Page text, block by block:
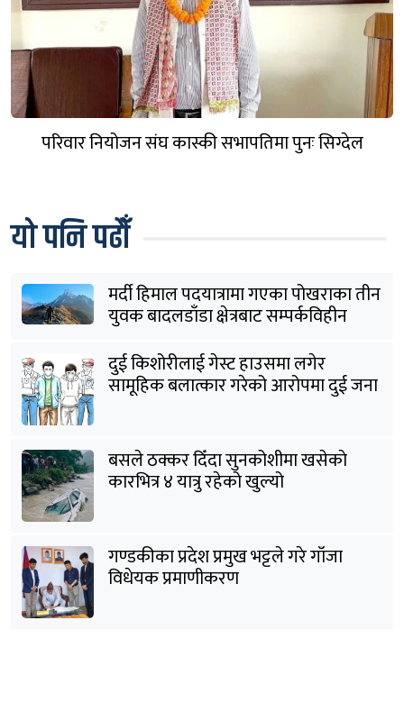
परिवार नियोजन संघ कास्की सभापतिमा पुनः सिग्देल
यो पनि पढौँ
मर्दी हिमाल पदयात्रामा गएका पोखराका तीन
युवक बादलडाँडा क्षेत्रबाट सम्पर्कविहीन
दुई किशोरीलाई गेस्ट हाउसमा लगेर
सामूहिक बलात्कार गरेको आरोपमा दुई जना
बसले ठक्कर दिँदा सुनकोशीमा खसेकाे
कारभित्र ४ यात्रु रहेको खुल्यो
गण्डकीका प्रदेश प्रमुख भट्टले गरे गाँजा
विधेयक प्रमाणीकरण